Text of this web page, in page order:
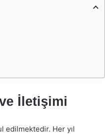
İletişimi
edilmektedir. Her yıl